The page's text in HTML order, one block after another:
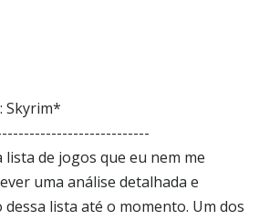
Skyrim*
lista de jogos que eu nem me
uma análise detalhada e
lista até o momento. Um dos